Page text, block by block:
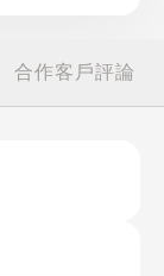
合作客戶評論